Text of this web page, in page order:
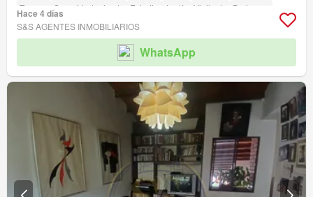
Terraza
Seguridad privada Estudio Jardín Vigilante
Barbecue
Caseta de vigilancia
Hace 4 días
S&S AGENTES INMOBILIARIOS
WhatsApp